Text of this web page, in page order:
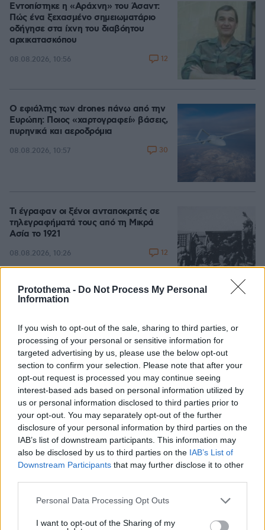
Protothema - Do Not Process My Personal
Information
If you wish to opt-out of the sale, sharing to third parties, or
processing of your personal or sensitive information for
targeted advertising by us, please use the below opt-out
section to confirm your selection. Please note that after your
opt-out request is processed you may continue seeing
interest-based ads based on personal information utilized by
us or personal information disclosed to third parties prior to
your opt-out. You may separately opt-out of the further
disclosure of your personal information by third parties on the
IAB’s list of downstream participants. This information may
also be disclosed by us to third parties on the IAB’s List of
Downstream Participants that may further disclose it to other
Please note that this website/app uses one or more Google
not limited to your visit or usage behaviour. You may click to
Personal Data Processing Opt Outs
I want to opt-out of the Sharing of my
Εντοπίστηκε η «Αράχνη» του Άσαντ:
Πώς ένα ξεχασμένο σημειωματάριο
οδήγησε στα ίχνη του διαβόητου
αρχικατασκόπου
08.08.2026, 10:56 12
Ο εφιάλτης των drones πάνω από την
Ευρώπη: Ποιος «χαρτογραφεί» βάσεις,
πυρηνικά και αεροδρόμια
08.08.2026, 10:57 30
Τι έγραφαν οι ξένοι ανταποκριτές σε
τηλεγραφήματά τους από τη Μικρά
Ασία το 1921
08.08.2026, 10:26 12
Τουρίστας στην Κρήτη ζητά... τιμή για
να ασελγήσει σε ανήλικη, τι
καταγγέλλει ο ιδιοκτήτης επιχείρησης
07.08.2026, 18:22 442
Η φωτογραφία του Τσιτσιπά αγκαλιά
με τη σύντροφό του στην Ελβετία και
η βραδινή έξοδός τους για φαγητό
08.08.2026, 09:14 52
Ο «Δράκος» του Λονδίνου: 40χρονος